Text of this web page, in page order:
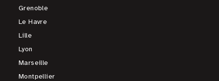
Grenoble
Le Havre
Lille
Lyon
Marseille
Montpellier